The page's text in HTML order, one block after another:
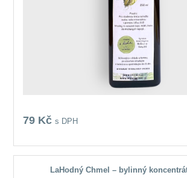
79 Kčs DPH
LaHodný Chmel – bylinný